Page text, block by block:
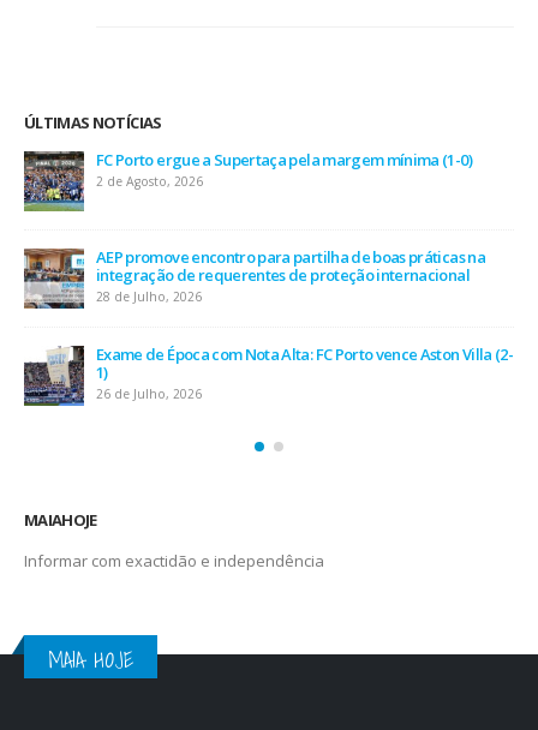
ÚLTIMAS NOTÍCIAS
AEP desafia empresas na QSP Summit e revela prioridades
do tecido empresarial em dois minutos
O Fator Humano na Era Algorítmica: As Grandes Linhas de
Força do QSP Summit 2026
7 de Julho, 2026
Leça FC vence Campeonato de Portugal na final do Jamor
11 de Junho, 2026
MAIAHOJE
Informar com exactidão e independência
MAIA HOJE